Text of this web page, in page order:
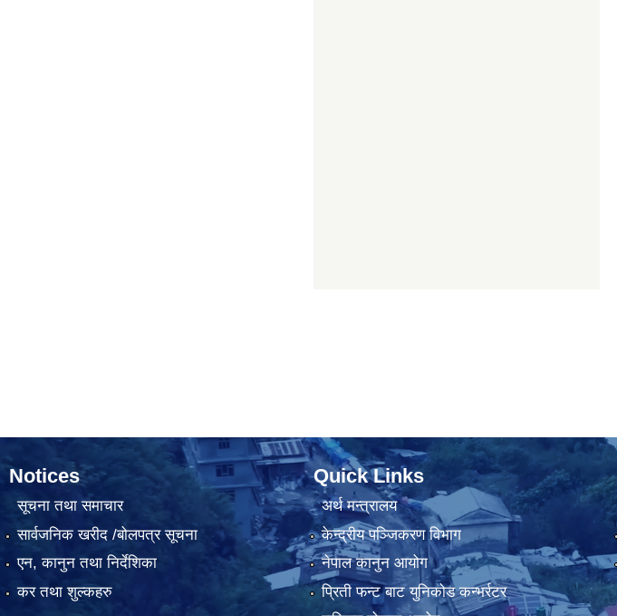
Notices
सूचना तथा समाचार
सार्वजनिक खरीद /बोलपत्र सूचना
एन, कानुन तथा निर्देशिका
कर तथा शुल्कहरु
Quick Links
अर्थ मन्त्रालय
केन्द्रीय पञ्जिकरण विभाग
नेपाल कानुन आयोग
प्रिती फन्ट बाट युनिकोड कन्भर्रटर